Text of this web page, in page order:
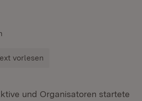
vorlesen
und Organisatoren startete